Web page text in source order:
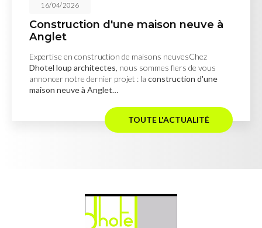
16/04/2026
Construction d'une maison neuve à
Anglet
Expertise en construction de maisons neuvesChez
Dhotel loup architectes , nous sommes fiers de vous
annoncer notre dernier projet : la construction d'une
maison neuve à Anglet…
TOUTE L'ACTUALITÉ